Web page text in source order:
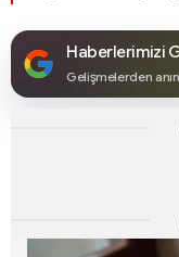
Haberlerimizi
Gelişmelerden